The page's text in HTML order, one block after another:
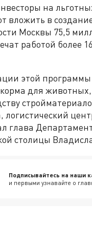
на
вложить в
Москвы 75,5
работой более
этой
для
глава
столицы
Подписывайтесь на наши
и первыми узнавайте о